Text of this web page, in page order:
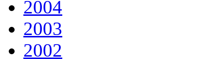
2004
2003
2002